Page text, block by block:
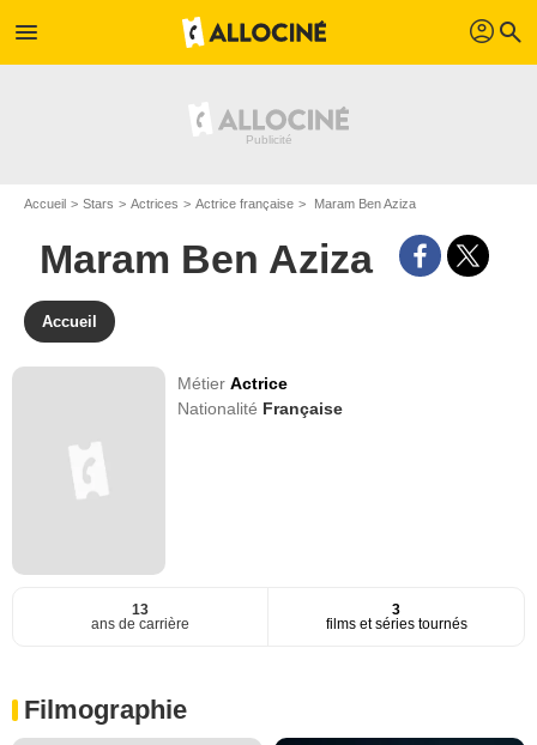
menu profil search
Accueil Stars Actrices Actrice française Maram Ben Aziza
Maram Ben Aziza
Accueil
MétierActrice
Nationalité Française
13
ans de carrière
3
films et séries tournés
Filmographie